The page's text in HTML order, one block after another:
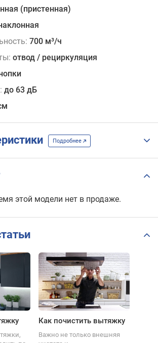
(пристенная)
700 м³/ч
отвод / рециркуляция
до 63 дБ
Подробнее
этой модели нет в продаже.
Как почистить вытяжку
Важно не только внешняя